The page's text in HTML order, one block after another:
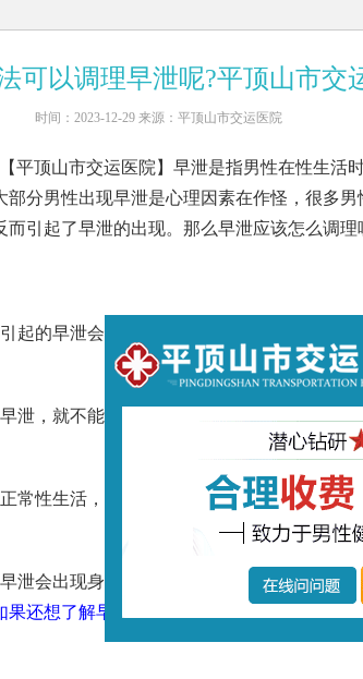
可以调理早泄呢?平顶山市交
时间：2023-12-29 来源：平顶山市交运医院
平顶山市交运医院】早泄是指男性在性生活
分男性出现早泄是心理因素在作怪，很多男
而引起了早泄的出现。那么早泄应该怎么调理
起的早泄会导致阴茎、前列腺、精囊、睾丸
泄，就不能将精子正常的输送到女性子宫内
常性生活，不但困扰男性身心健康，还会导
泄会出现身体不适，常伴有萎靡不振、疲倦
果还想了解早泄的更多危害，请点击预约挂号